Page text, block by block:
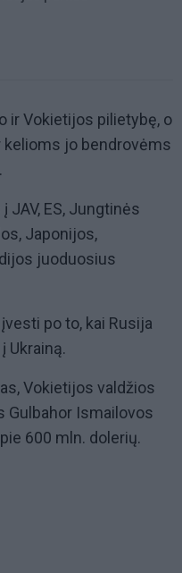
ir Vokietijos pilietybę, o
kelioms jo bendrovėms
JAV, ES, Jungtinės
Japonijos,
juoduosius
po to, kai Rusija
Ukrainą.
Vokietijos valdžios
Ismailovos
600 mln. dolerių.